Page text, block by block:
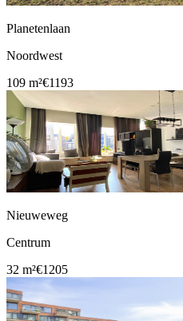
Planetenlaan
Noordwest
109 m²€1193
Nieuweweg
Centrum
32 m²€1205